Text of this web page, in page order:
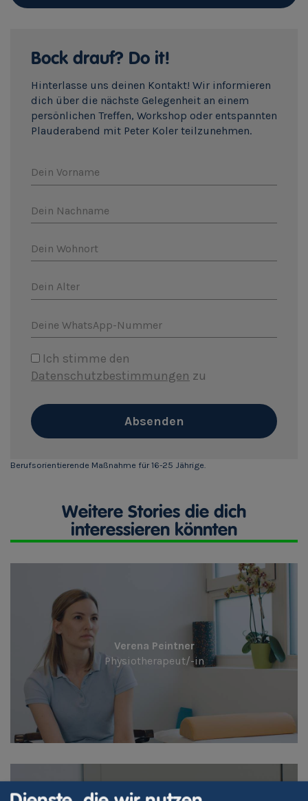
Bock drauf? Do it!
Hinterlasse uns deinen Kontakt! Wir informieren
dich über die nächste Gelegenheit an einem
persönlichen Treffen, Workshop oder entspannten
Plauderabend mit Peter Koler teilzunehmen.
Dein Vorname
Dein Nachname
Dein Wohnort
Dein Alter
Deine WhatsApp-Nummer
Ich stimme den
Datenschutzbestimmungen zu
Absenden
Berufsorientierende Maßnahme für 16-25 Jährige.
Weitere Stories die dich
interessieren könnten
Verena Peintner
Physiotherapeut/-in